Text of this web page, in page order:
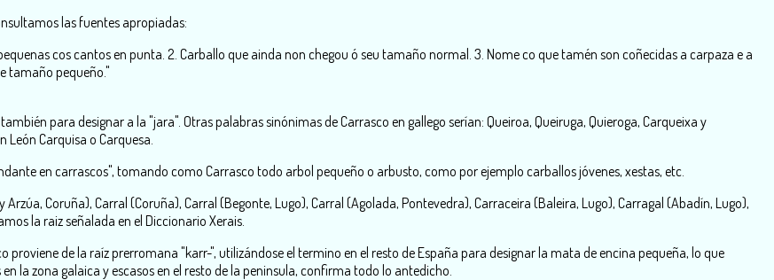
las fuentes apropiadas:
cos cantos en punta. 2. Carballo que ainda non chegou ó seu tamaño normal. 3. Nome co que tamén son coñecidas a carpaza e a
tamaño pequeño."
para designar a la "jara". Otras palabras sinónimas de Carrasco en gallego serían: Queiroa, Queiruga, Quieroga, Carqueixa y
Carquisa o Carquesa.
en carrascos", tomando como Carrasco todo arbol pequeño o arbusto, como por ejemplo carballos jóvenes, xestas, etc.
Coruña), Carral (Coruña), Carral (Begonte, Lugo), Carral (Agolada, Pontevedra), Carraceira (Baleira, Lugo), Carragal (Abadín, Lugo),
la raiz señalada en el Diccionario Xerais.
proviene de la raíz prerromana "karr-", utilizándose el termino en el resto de España para designar la mata de encina pequeña, lo que
la zona galaica y escasos en el resto de la peninsula, confirma todo lo antedicho.